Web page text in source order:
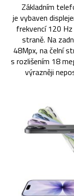
Základním
je vybaven
frekvencí 120
straně. Na
48Mpx, na čelní
s rozlišením 18
výrazněji